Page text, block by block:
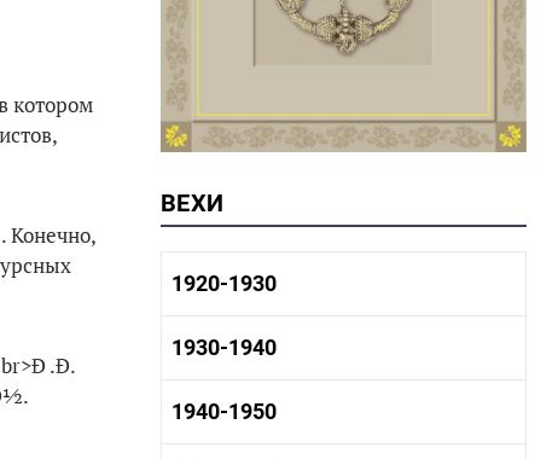
котором
Конечно,
ВЕХИ
1920-1930
1920-1930 история
1920-1930 культура
1930-1940
1930-1940 история
1930-1940 культура
1940-1950